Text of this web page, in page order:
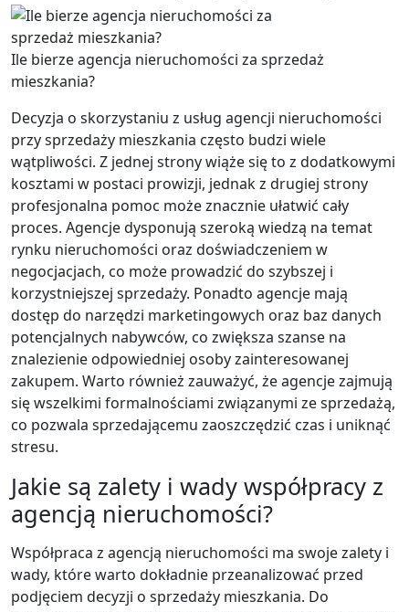
Ile bierze agencja nieruchomości za sprzedaż
mieszkania?
Decyzja o skorzystaniu z usług agencji nieruchomości
przy sprzedaży mieszkania często budzi wiele
wątpliwości. Z jednej strony wiąże się to z dodatkowymi
kosztami w postaci prowizji, jednak z drugiej strony
profesjonalna pomoc może znacznie ułatwić cały
proces. Agencje dysponują szeroką wiedzą na temat
rynku nieruchomości oraz doświadczeniem w
negocjacjach, co może prowadzić do szybszej i
korzystniejszej sprzedaży. Ponadto agencje mają
dostęp do narzędzi marketingowych oraz baz danych
potencjalnych nabywców, co zwiększa szanse na
znalezienie odpowiedniej osoby zainteresowanej
zakupem. Warto również zauważyć, że agencje zajmują
się wszelkimi formalnościami związanymi ze sprzedażą,
co pozwala sprzedającemu zaoszczędzić czas i uniknąć
stresu.
Jakie są zalety i wady współpracy z
agencją nieruchomości?
Współpraca z agencją nieruchomości ma swoje zalety i
wady, które warto dokładnie przeanalizować przed
podjęciem decyzji o sprzedaży mieszkania. Do